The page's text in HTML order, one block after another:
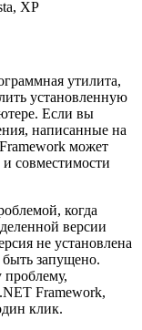
XP
утилита,
установленную
Если вы
написанные на
может
совместимости
когда
версии
не установлена
запущено.
проблему,
Framework,
клик.